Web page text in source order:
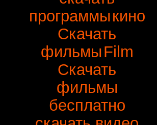
программыкино
Скачать
фильмыFilm
Скачать
фильмы
бесплатно